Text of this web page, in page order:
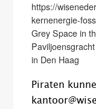
https://
kernenergie-
Grey Space in
in Den Haag
Piraten